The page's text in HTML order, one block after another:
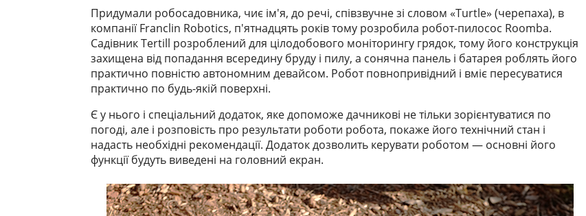
Придумали робосадовника, чиє ім'я, до речі, співзвучне зі словом «Turtle» (черепаха), в
компанії Franclin Robotics, п'ятнадцять років тому розробила робот-пилосос Roomba.
Садівник Tertill розроблений для цілодобового моніторингу грядок, тому його конструкція
захищена від попадання всередину бруду і пилу, а сонячна панель і батарея роблять його
практично повністю автономним девайсом. Робот повнопривідний і вміє пересуватися
практично по будь-якій поверхні.
Є у нього і спеціальний додаток, яке допоможе дачникові не тільки зорієнтуватися по
погоді, але і розповість про результати роботи робота, покаже його технічний стан і
надасть необхідні рекомендації. Додаток дозволить керувати роботом — основні його
функції будуть виведені на головний екран.